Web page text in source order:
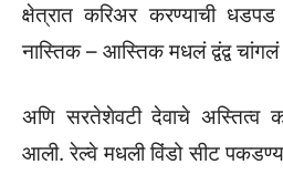
क्षेत्रात करिअर करण्याची
नास्तिक – आस्तिक मधलं द्वंद्व
अणि सरतेशेवटी देवाचे अस्तित्व
आली. रेल्वे मधली विंडो सीट